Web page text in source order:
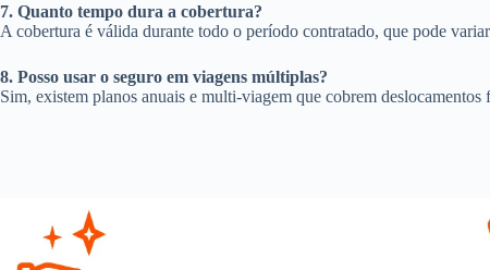
7. Quanto tempo dura a cobertura?
A cobertura é válida durante todo o período contratado, que pode
8. Posso usar o seguro em viagens múltiplas?
Sim, existem planos anuais e multi-viagem que cobrem deslocamentos